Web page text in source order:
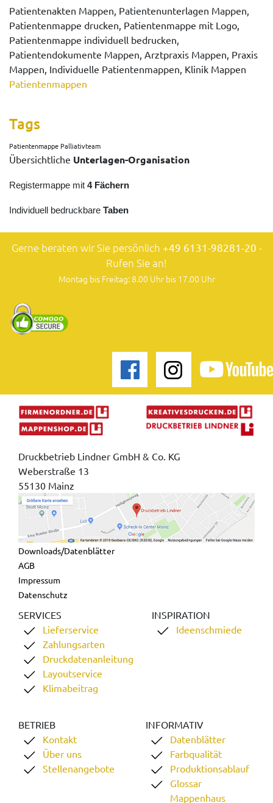
Patientenakten Mappen, Patientenunterlagen Mappen,
Patientenmappe drucken, Patientenmappe mit Logo,
Patientenmappe individuell bedrucken,
Patientendokumente Mappen, Arztpraxis Mappen, Praxis
Mappen, Individuelle Patientenmappen, Klinik Mappen
Patientenmappen
Tags
Patientenmappe Palliativteam
Übersichtliche Unterlagen-Organisation
Registermappe mit 4 Fächern
Individuell bedruckbare Taben
Gerne beraten wir Sie persönlich +49 6131-98281-20 -
Rufen Sie an!
Montag bis Freitag: 8.00 Uhr bis 17.00 Uhr
Druckbetrieb Lindner GmbH & Co. KG
Weberstraße 13
55130 Mainz
Downloads/Datenblätter
AGB
Impressum
Datenschutz
SERVICES
Lieferservice
Zahlungsarten
Druckdatenanleitung
Layoutservice
Klimabeitrag
INSPIRATION
Ideenschmiede
BETRIEB
Kontakt
Über uns
Stellenangebote
INFORMATIV
Datenblätter
Farbqualität
Produktionsablauf
Glossar
Mappenhaus